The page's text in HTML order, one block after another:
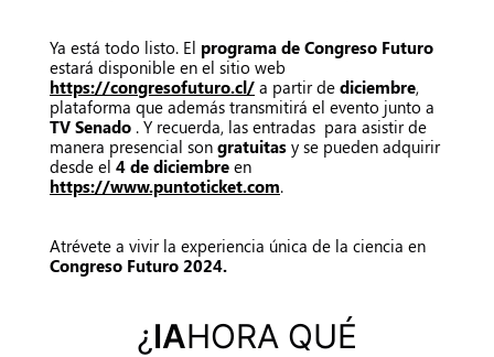
Ya está todo listo. El programa de Congreso Futuro
estará disponible en el sitio web
https://congresofuturo.cl/ a partir de diciembre,
plataforma que además transmitirá el evento junto a
TV Senado . Y recuerda, las entradas para asistir de
manera presencial son gratuitas y se pueden adquirir
desde el 4 de diciembre en
https://www.puntoticket.com.
Atrévete a vivir la experiencia única de la ciencia en
Congreso Futuro 2024.
¿IAHORA QUÉ